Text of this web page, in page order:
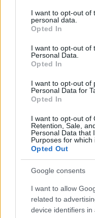
not limited to your visit
grant or deny consent
use your data for below
consent section.
I want to opt-out of
personal data.
Opted In
I want to opt-out of
Personal Data.
Opted In
I want to opt-out of
Personal Data for
Opted In
I want to opt-out of
Retention, Sale,
Personal Data that
Purposes for which
Opted Out
Google consents
I want to allow
related to
device identifiers in
ΑΙΧΜΕΣ:
αναχωρήσεων
τους και άλλοι
άλλου καταλήγουν σε